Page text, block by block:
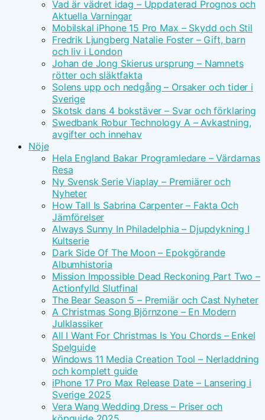
Vad är vädret idag – Uppdaterad Prognos och
Aktuella Varningar
Mobilskal iPhone 15 Pro Max – Skydd och Stil
Fredrik Ljungberg Natalie Foster – Gift, barn
och liv i London
Johan de Jong Skierus ursprung – Namnets
rötter och släktfakta
Solens upp och nedgång – Orsaker och tider i
Sverige
Skotsk dans 4 bokstäver – Svar och förklaring
Swedbank Robur Technology A – Avkastning,
avgifter och innehav
Nöje
Hela England Bakar Programledare – Värdarnas
Resa
Ny Svensk Serie Viaplay – Premiärer och
Nyheter
How Tall Is Sabrina Carpenter – Fakta Och
Jämförelser
Always Sunny In Philadelphia – Djupdykning I
Kultserie
Dark Side Of The Moon – Epokgörande
Albumhistoria
Mission Impossible Dead Reckoning Part Two –
Actionfylld Slutfinal
The Bear Season 5 – Premiär och Cast Nyheter
A Christmas Song Björnzone – En Modern
Julklassiker
All I Want For Christmas Is You Chords – Enkel
Spelguide
Windows 11 Media Creation Tool – Nerladdning
och komplett guide
iPhone 17 Pro Max Release Date – Lansering i
Sverige 2025
Vera Wang Wedding Dress – Priser och